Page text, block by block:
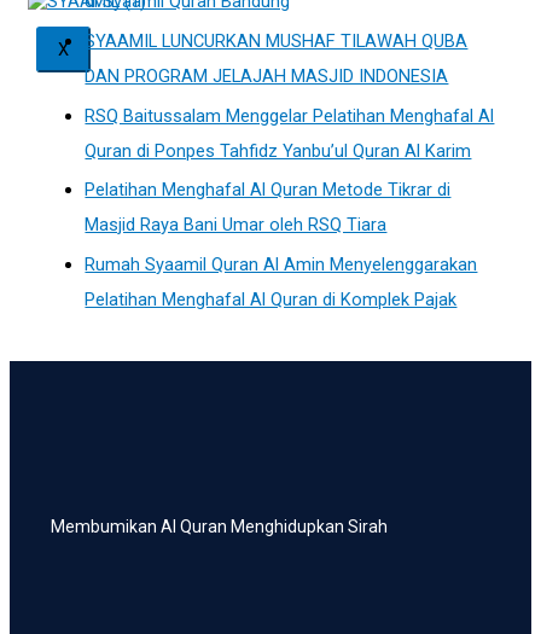
X
SYAAMIL LUNCURKAN MUSHAF TILAWAH QUBA
DAN PROGRAM JELAJAH MASJID INDONESIA
RSQ Baitussalam Menggelar Pelatihan Menghafal Al
Quran di Ponpes Tahfidz Yanbu’ul Quran Al Karim
Pelatihan Menghafal Al Quran Metode Tikrar di
Masjid Raya Bani Umar oleh RSQ Tiara
Rumah Syaamil Quran Al Amin Menyelenggarakan
Pelatihan Menghafal Al Quran di Komplek Pajak
Membumikan Al Quran Menghidupkan Sirah